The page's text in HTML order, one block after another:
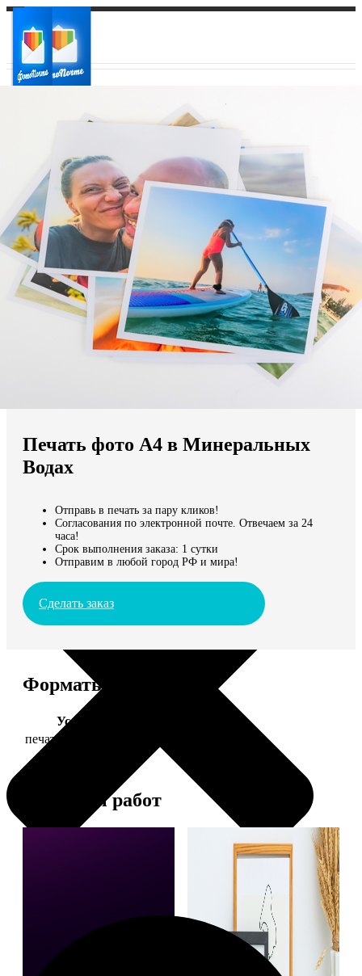
Ваш регион доставки
Выберите из списка:
Мы доставляем по всему миру
Продолжить без города
Печать фото А4 в Минеральных
Водах
Отправь в печать за пару кликов!
Согласования по электронной почте. Отвечаем за 24
часа!
Срок выполнения заказа: 1 сутки
Отправим в любой город РФ и мира!
Сделать заказ
Форматы и цены
Услуга
печать фото 20х30
Примеры работ